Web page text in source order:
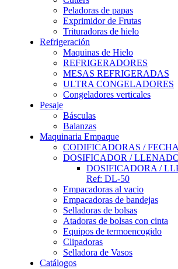
Peladoras de papas
Exprimidor de Frutas
Trituradoras de hielo
Refrigeración
Maquinas de Hielo
REFRIGERADORES
MESAS REFRIGERADAS
ULTRA CONGELADORES
Congeladores verticales
Pesaje
Básculas
Balanzas
Maquinaria Empaque
CODIFICADORAS /
DOSIFICADOR /
DOSIFICADORA /
Ref: DL-50
Empacadoras al vacio
Empacadoras de bandejas
Selladoras de bolsas
Atadoras de bolsas con cinta
Equipos de termoencogido
Clipadoras
Selladora de Vasos
Catálogos